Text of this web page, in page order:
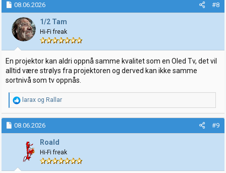
08.06.2026 #8
1/2 Tam
Hi-Fi freak
En projektor kan aldri oppnå samme kvalitet som en Oled Tv, det vil
alltid være strølys fra projektoren og derved kan ikke samme
sortnivå som tv oppnås.
R
e
a
k
n
e
larax og Rallar
08.06.2026 #9
Roald
Hi-Fi freak